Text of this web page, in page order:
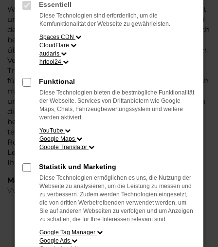
Wer in puncto Qualität keinerlei Kompromisse eingeht
und bei Fahrten durch Berlin auf dem neuesten Stand
der Automobiltechnik sein möchte, landet unweigerlich
bei einem VW T-Roc EU-Neuwagen. Dieses Fahrzeug
überzeugt vor allem in der aktuellen Generation in den
Vergleichstests und gilt in vielerlei Hinsicht als
Trendsetter. Wenn Sie Ihren VW T-Roc EU-Neuwagen
für Berlin bei Steinböhmer kaufen, profitieren Sie gleich
mehrfach. So bieten wir einen umfangreichen Service
und bringen eine Erfahrung von mehr als 80 Jahren in
die Beratung mit ein. Darüber hinaus sichern Sie sich
bei jedem Kauf einen Rabatt bzw. Nachlass, der
teilweise im zweistelligen Prozentbereich liegt. VW T-
Roc EU-Neuwagen für Berlin sind bei uns auch im
Leasing zu haben und entsprechend zu 100 Prozent
Ihren individuellen Vorstellungen.
Marken
VW
FEHLER: NETWORK ERROR
Beim Laden ist ein Fehler aufgetreten.
Essentiell
Diese Technologien sind erforderlich, um die
Kernfunktionalität der Webseite zu gewährleisten.
Spaces CDN
CloudFlare
audaris
hrtool24
Funktional
Diese Technologien bieten die bestmögliche Funktionalität
der Webseite. Services von Drittanbietern wie Google
Maps, Chats, Fahrzeugbewertungssystem und weitere
werden aktiviert.
YouTube
Google Maps
Google Translator
Statistik und Marketing
Diese Technologien ermöglichen es uns, die Nutzung der
Webseite zu analysieren, um die Leistung zu messen und
zu verbessern. Zudem werden Technologien eingesetzt,
die von dritten Werbetreibenden verwendet werden, um
Sie auf anderen Webseiten zu verfolgen und um Anzeigen
zu schalten, die für Ihre Interessen relevant sind.
Google Tag Manager
Google Ads